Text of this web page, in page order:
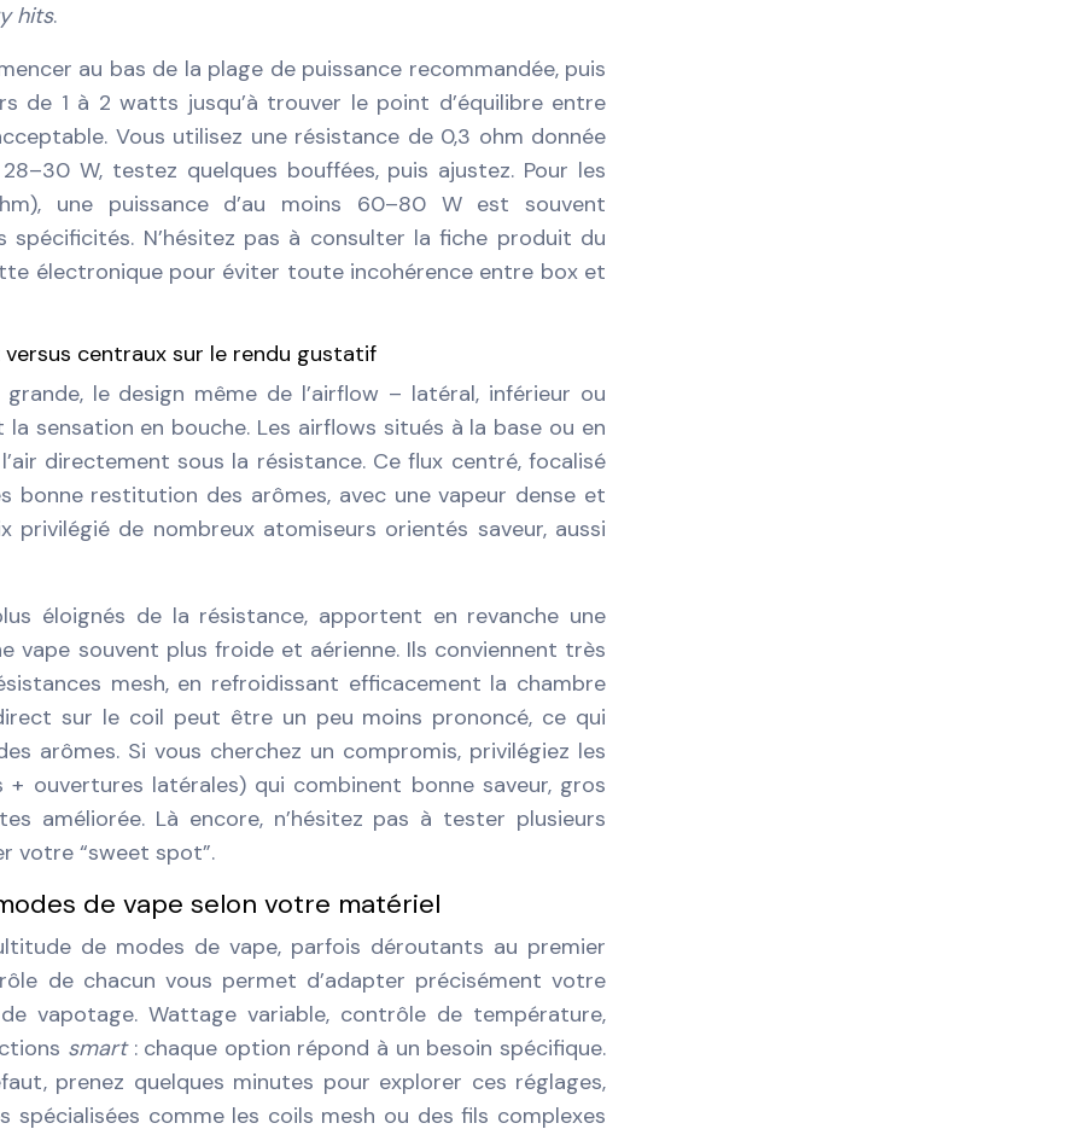
hits.
au bas de la plage de puissance recommandée, puis
de 1 à 2 watts jusqu’à trouver le point d’équilibre entre
Vous utilisez une résistance de 0,3 ohm donnée
W, testez quelques bouffées, puis ajustez. Pour les
une puissance d’au moins 60–80 W est souvent
spécificités. N’hésitez pas à consulter la fiche produit du
électronique pour éviter toute incohérence entre box et
centraux sur le rendu gustatif
le design même de l’airflow – latéral, inférieur ou
sensation en bouche. Les airflows situés à la base ou en
directement sous la résistance. Ce flux centré, focalisé
bonne restitution des arômes, avec une vapeur dense et
privilégié de nombreux atomiseurs orientés saveur, aussi
éloignés de la résistance, apportent en revanche une
vape souvent plus froide et aérienne. Ils conviennent très
mesh, en refroidissant efficacement la chambre
sur le coil peut être un peu moins prononcé, ce qui
arômes. Si vous cherchez un compromis, privilégiez les
ouvertures latérales) qui combinent bonne saveur, gros
améliorée. Là encore, n’hésitez pas à tester plusieurs
votre “sweet spot”.
de vape selon votre matériel
de modes de vape, parfois déroutants au premier
de chacun vous permet d’adapter précisément votre
vapotage. Wattage variable, contrôle de température,
smart: chaque option répond à un besoin spécifique.
prenez quelques minutes pour explorer ces réglages,
comme les coils mesh ou des fils complexes